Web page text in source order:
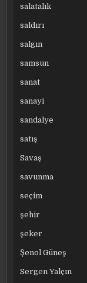
salatalık
saldırı
salgın
samsun
sanat
sanayi
sandalye
satış
Savaş
savunma
seçim
şehir
şeker
Şenol Güneş
Sergen Yalçın